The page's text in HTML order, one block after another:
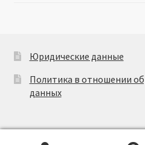
Юридические данные
Политика в отношении
данных